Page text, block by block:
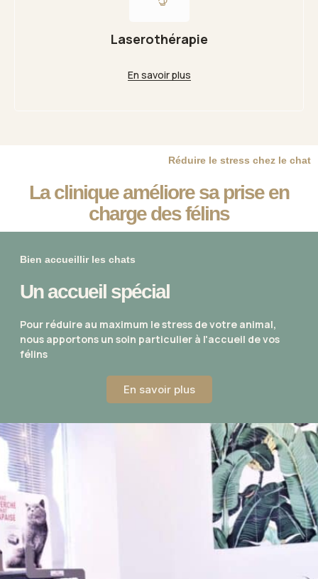
Laserothérapie
En savoir plus
Réduire le stress chez le chat
La clinique améliore sa prise en
charge des félins
Bien accueillir les chats
Un accueil spécial
Pour réduire au maximum le stress de votre animal,
nous apportons un soin particulier à l'accueil de vos
félins
En savoir plus